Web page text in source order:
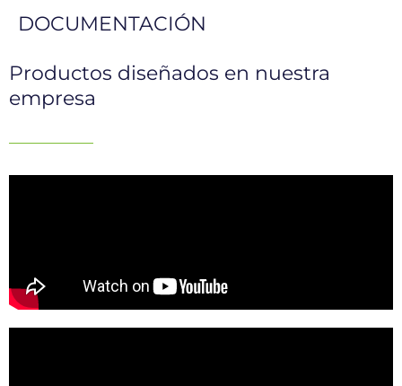
DOCUMENTACIÓN
Productos diseñados en nuestra
empresa